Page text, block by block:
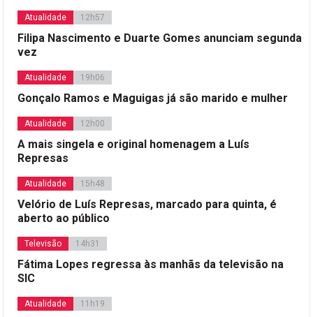
Atualidade 12h57
Filipa Nascimento e Duarte Gomes anunciam segunda
vez
Atualidade 19h06
Gonçalo Ramos e Maguigas já são marido e mulher
Atualidade 12h00
A mais singela e original homenagem a Luís
Represas
Atualidade 15h48
Velório de Luís Represas, marcado para quinta, é
aberto ao público
Televisão 14h31
Fátima Lopes regressa às manhãs da televisão na
SIC
Atualidade 11h19